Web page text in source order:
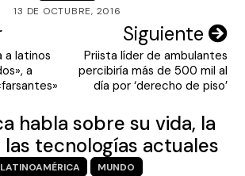
13 DE OCTUBRE, 2016
a latinos
a
Siguiente
Priista líder de ambulantes
percibiría más de 500 mil al
día por ‘derecho de piso’
habla sobre su vida, la
tecnologías actuales
LATINOAMÉRICA
MUNDO